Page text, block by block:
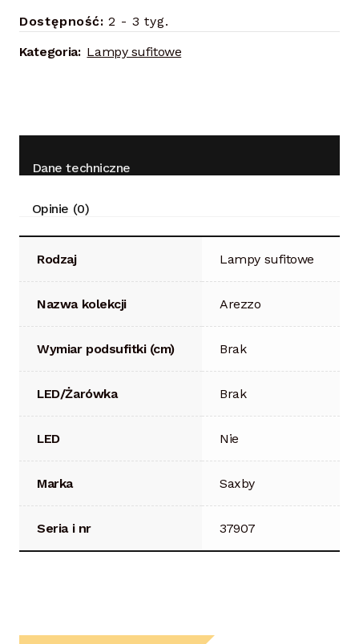
Dostępność: 2 - 3 tyg.
Kategoria: Lampy sufitowe
Dane techniczne
Opinie (0)
Rodzaj Lampy sufitowe
Nazwa kolekcji Arezzo
Wymiar podsufitki (cm) Brak
LED/Żarówka Brak
LED Nie
Marka Saxby
Seria i nr 37907